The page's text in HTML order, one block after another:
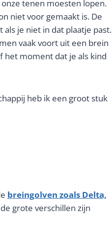
tenen moesten lopen.
niet voor gemaakt is. De
je niet in dat plaatje past.
vaak voort uit een brein
het moment dat je als kind
heb ik een groot stuk
breingolven zoals Delta,
grote verschillen zijn